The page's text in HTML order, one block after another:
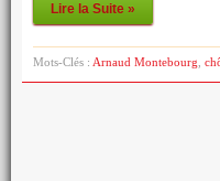
Lire la Suite »
Mots-Clés : Arnaud Montebourg